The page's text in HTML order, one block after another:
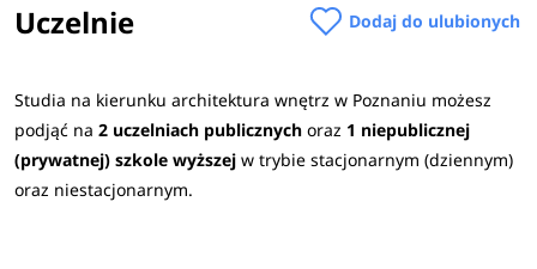
bezpieczne wnętrza.
Sprawdź jak wygląda program
studiów, wymagania rekrutacyjne oraz możliwości pracy po
W procesie rekrutacji na studia w Poznaniu na kierunku
architektura wnętrz w roku akademickim 2026/2027
najczęściej wymagane przedmioty maturalne to: język
Uczelnie Dodaj do ulubionych
Studia na kierunku architektura wnętrz w Poznaniu możesz
podjąć na 2 uczelniach publicznychoraz 1 niepublicznej
(prywatnej) szkole wyższejw trybie stacjonarnym (dziennym)
oraz niestacjonarnym.